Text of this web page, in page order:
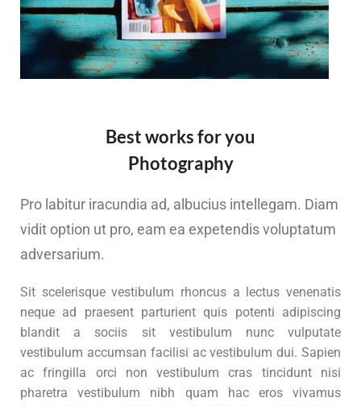
Best works for you
Photography
Pro labitur iracundia ad, albucius intellegam. Diam
vidit option ut pro, eam ea expetendis voluptatum
adversarium.
Sit scelerisque vestibulum rhoncus a lectus venenatis
neque ad praesent parturient quis potenti adipiscing
blandit a sociis sit vestibulum nunc vulputate
vestibulum accumsan facilisi ac vestibulum dui. Sapien
ac fringilla orci non vestibulum cras tincidunt nisi
pharetra vestibulum nibh quam hac eros vivamus